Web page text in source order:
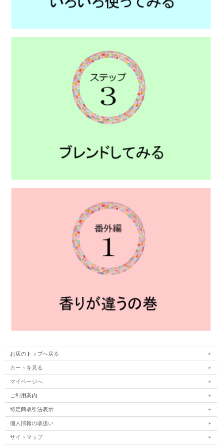
お店のトップへ戻る
カートを見る
マイページへ
ご利用案内
特定商取引法表示
個人情報の取扱い
サイトマップ